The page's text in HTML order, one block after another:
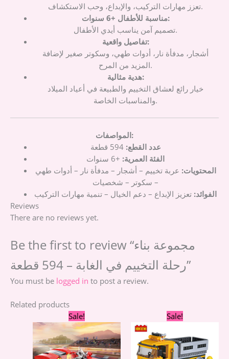
تعزز مهارات التركيب، والإبداع، وحب الاستكشاف.
مناسبة للأطفال +6 سنوات:
تصميم آمن يناسب أيدي الأطفال.
تفاصيل واقعية:
أشجار، مدفأة نار، أدوات طهي، وسكوتر صغير لإضافة
المزيد من المرح.
هدية مثالية:
خيار رائع لعشاق التخييم والطبيعة في أعياد الميلاد
والمناسبات الخاصة.
المواصفات:
عدد القطع: 594 قطعة
الفئة العمرية: +6 سنوات
المحتويات: عربة تخييم – أشجار – مدفأة نار – أدوات طهي
– سكوتر – شخصيات
الفوائد: تعزيز الإبداع – دعم الخيال – تنمية مهارات التركيب
Reviews
There are no reviews yet.
Be the first to review “مجموعة بناء
رحلة التخييم في الغابة – 594 قطعة”
You must be logged in to post a review.
Related products
Sale!Original
price
was:
400,00 EGP.
price
is:
350,00 EGP.
Sale!Original
price
580,00 EGP.